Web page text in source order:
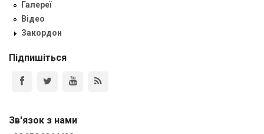
Галереї
Відео
Закордон
Підпишіться
Зв'язок з нами